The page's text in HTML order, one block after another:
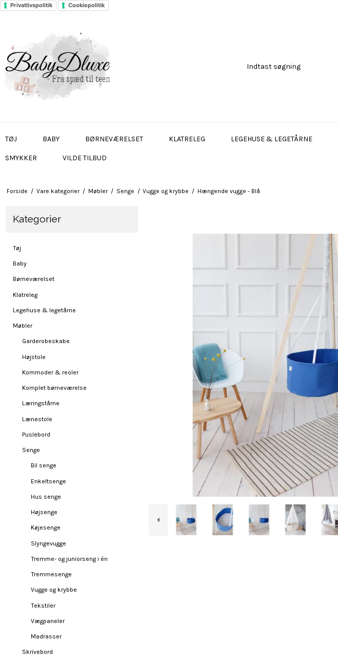
Privatlivspolitik Cookiepolitik
TØJ BABY BØRNEVÆRELSET KLATRELEG LEGEHUSE & LEGETÅRNE
SMYKKER VILDE TILBUD
Forside / Vare kategorier / Møbler / Senge / Vugge og krybbe / Hængende vugge - Blå
Kategorier
Tøj
Baby
Børneværelset
Klatreleg
Legehuse & legetårne
Møbler
Garderobeskabe
Højstole
Kommoder & reoler
Komplet børneværelse
Læringstårne
Lænestole
Puslebord
Senge
Bil senge
Enkeltsenge
Hus senge
Højsenge
Køjesenge
Slyngevugge
Tremme- og juniorseng i én
Tremmesenge
Vugge og krybbe
Tekstiler
Vægpaneler
Madrasser
Skrivebord